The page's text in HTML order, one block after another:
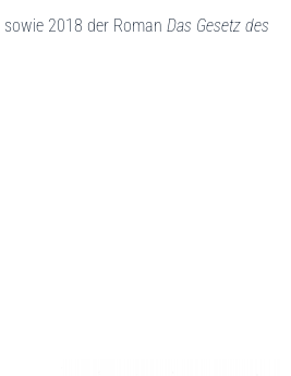
sowie 2018 der Roman Das Gesetz des